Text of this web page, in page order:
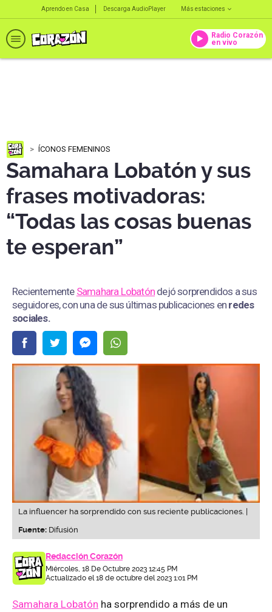
Aprendo en Casa Descarga AudioPlayer Más estaciones
Radio Corazón
en vivo
ÍCONOS FEMENINOS
Samahara Lobatón y sus
frases motivadoras:
“Todas las cosas buenas
te esperan”
Recientemente Samahara Lobatón dejó sorprendidos a sus
seguidores, con una de sus últimas publicaciones en redes
sociales.
La influencer ha sorprendido con sus reciente publicaciones. |
Fuente: Difusión
Redacción Corazón
Miércoles, 18 De Octubre 2023 12:45 PM
Actualizado el 18 de octubre del 2023 1:01 PM
Samahara Lobatón ha sorprendido a más de un